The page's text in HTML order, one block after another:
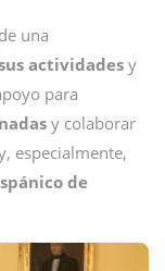
una
actividades y
para
y colaborar
especialmente,
de